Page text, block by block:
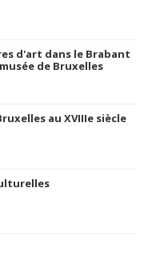
d'art dans le Brabant
de Bruxelles
au XVIIIe siècle